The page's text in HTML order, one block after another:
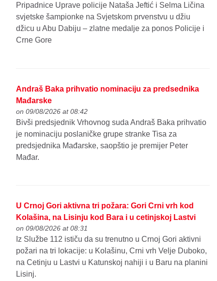
Pripadnice Uprave policije Nataša Jeftić i Selma Ličina
svjetske šampionke na Svjetskom prvenstvu u džiu
džicu u Abu Dabiju – zlatne medalje za ponos Policije i
Crne Gore
Andraš Baka prihvatio nominaciju za predsednika
Mađarske
on 09/08/2026 at 08:42
Bivši predsjednik Vrhovnog suda Andraš Baka prihvatio
je nominaciju poslaničke grupe stranke Tisa za
predsjednika Mađarske, saopštio je premijer Peter
Mađar.
U Crnoj Gori aktivna tri požara: Gori Crni vrh kod
Kolašina, na Lisinju kod Bara i u cetinjskoj Lastvi
on 09/08/2026 at 08:31
Iz Službe 112 ističu da su trenutno u Crnoj Gori aktivni
požari na tri lokacije: u Kolašinu, Crni vrh Velje Duboko,
na Cetinju u Lastvi u Katunskoj nahiji i u Baru na planini
Lisinj.